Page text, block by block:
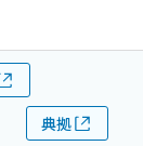
典拠